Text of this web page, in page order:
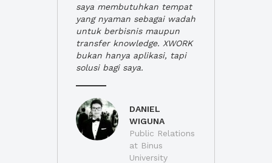
saya membutuhkan tempat
yang nyaman sebagai wadah
untuk berbisnis maupun
transfer knowledge. XWORK
bukan hanya aplikasi, tapi
solusi bagi saya.
DANIEL
WIGUNA
Public Relations
at Binus
University